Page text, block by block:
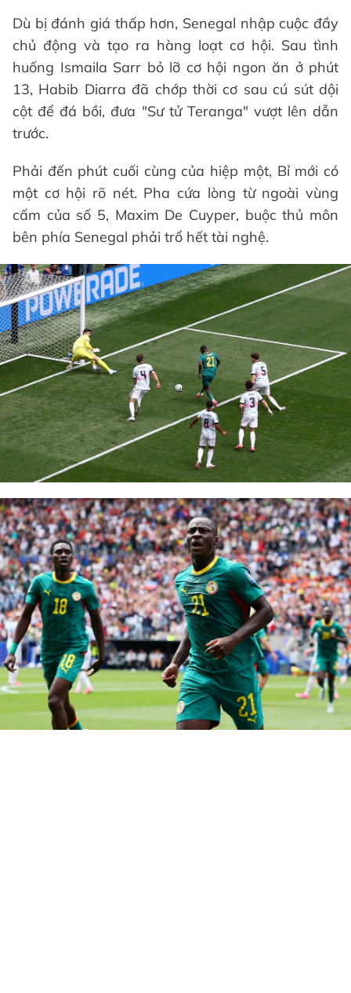
Dù bị đánh giá thấp hơn, Senegal nhập cuộc đầy
chủ động và tạo ra hàng loạt cơ hội. Sau tình
huống Ismaila Sarr bỏ lỡ cơ hội ngon ăn ở phút
13, Habib Diarra đã chớp thời cơ sau cú sút dội
cột để đá bồi, đưa "Sư tử Teranga" vượt lên dẫn
trước.
Phải đến phút cuối cùng của hiệp một, Bỉ mới có
một cơ hội rõ nét. Pha cứa lòng từ ngoài vùng
cấm của số 5, Maxim De Cuyper, buộc thủ môn
bên phía Senegal phải trổ hết tài nghệ.